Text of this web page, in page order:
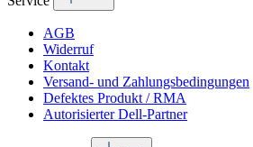
AGB
Widerruf
Kontakt
Versand- und Zahlungsbedingungen
Defektes Produkt / RMA
Autorisierter Dell-Partner